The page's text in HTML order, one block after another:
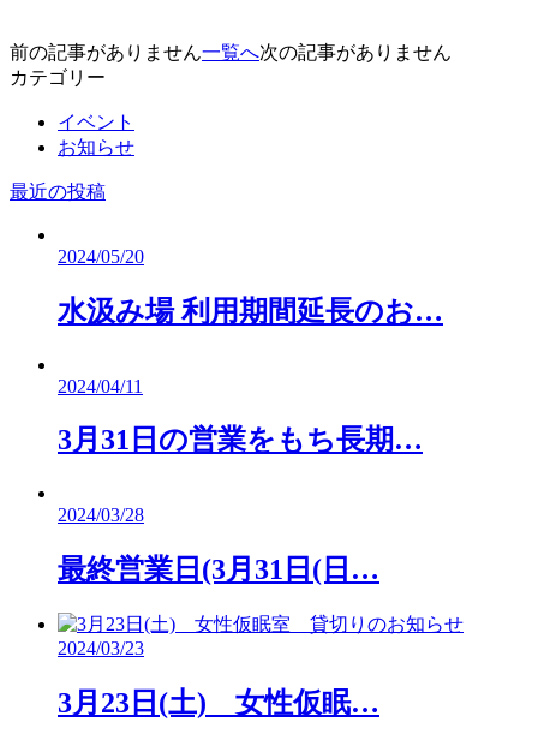
前の記事がありません一覧へ次の記事がありません
カテゴリー
イベント
お知らせ
最近の投稿
2024/05/20
水汲み場 利用期間延長のお…
2024/04/11
3月31日の営業をもち長期…
2024/03/28
最終営業日(3月31日(日…
2024/03/23
3月23日(土) 女性仮眠…